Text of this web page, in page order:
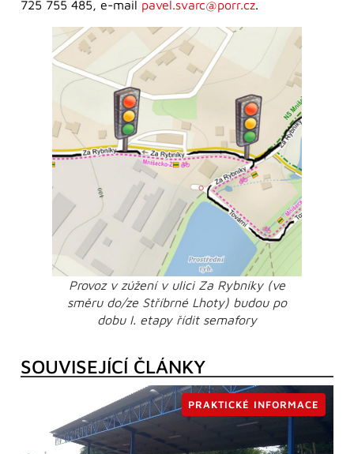
725 755 485, e-mail pavel.svarc@porr.cz.
Provoz v zúžení v ulici Za Rybníky (ve
směru do/ze Stříbrné Lhoty) budou po
dobu I. etapy řídit semafory
SOUVISEJÍCÍ ČLÁNKY
PRAKTICKÉ INFORMACE